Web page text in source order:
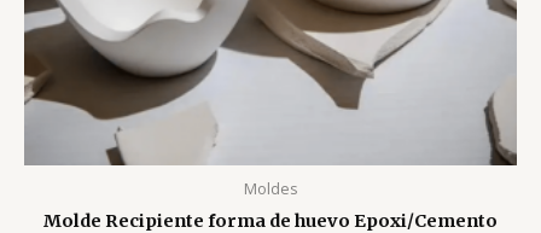
Moldes
Molde Recipiente forma de huevo Epoxi/Cemento